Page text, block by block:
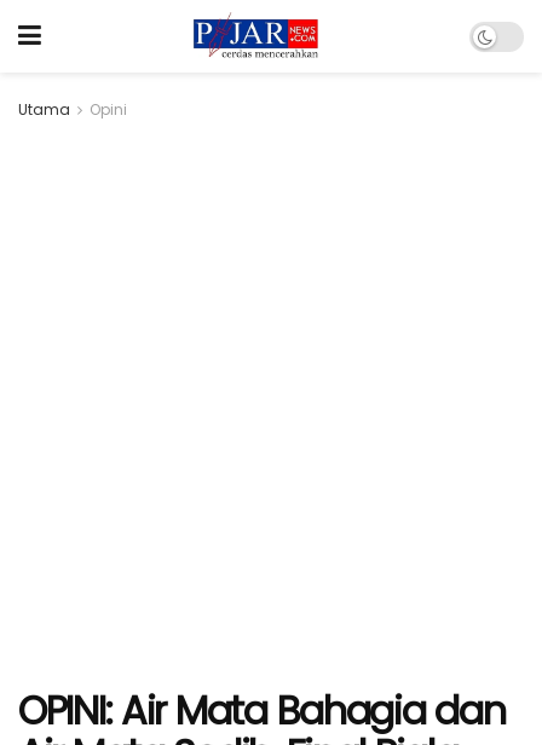
Utama Opini
OPINI: Air Mata Bahagia dan